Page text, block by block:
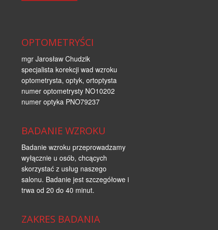
OPTOMETRYŚCI
mgr Jarosław Chudzik
specjalista korekcji wad wzroku
optometrysta, optyk, ortoptysta
numer optometrysty NO10202
numer optyka PNO79237
BADANIE WZROKU
Badanie wzroku przeprowadzamy
wyłącznie u osób, chcących
skorzystać z usług naszego
salonu. Badanie jest szczegółowe i
trwa od 20 do 40 minut.
ZAKRES BADANIA